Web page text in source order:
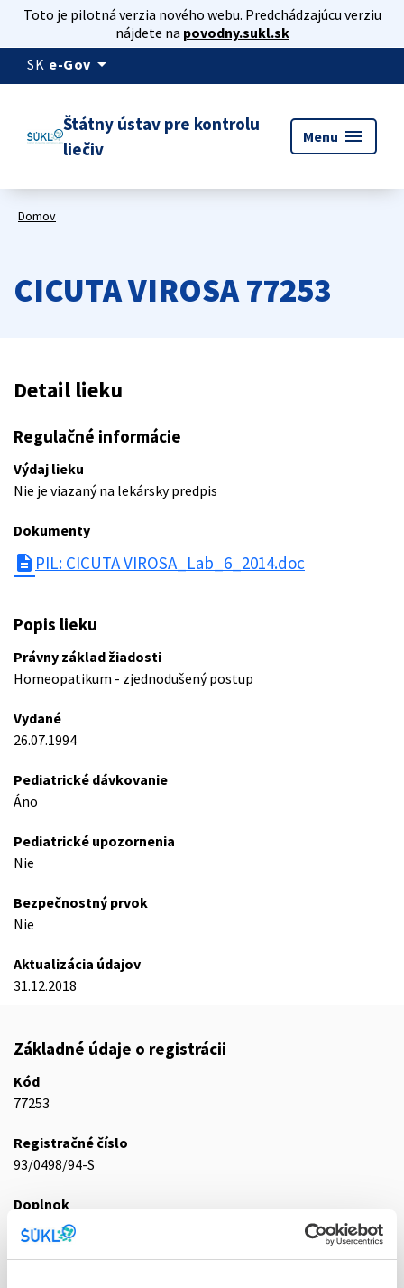
Toto je pilotná verzia nového webu. Predchádzajúcu verziu
nájdete na povodny.sukl.sk
SK e-Gov arrow_drop_down
Štátny ústav pre kontrolu
liečiv
Menu menu
Domov
CICUTA VIROSA 77253
Detail lieku
Regulačné informácie
Výdaj lieku
Nie je viazaný na lekársky predpis
Dokumenty
description PIL: CICUTA VIROSA_Lab_6_2014.doc
Popis lieku
Právny základ žiadosti
Homeopatikum - zjednodušený postup
Vydané
26.07.1994
Pediatrické dávkovanie
Áno
Pediatrické upozornenia
Nie
Bezpečnostný prvok
Nie
Aktualizácia údajov
31.12.2018
Základné údaje o registrácii
Kód
77253
Registračné číslo
93/0498/94-S
Doplnok
gra 1x4 g (1001K až 10MK) (tuba PP)
Stav